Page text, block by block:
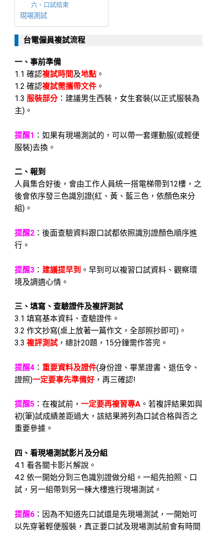
六、口試結束
現場測試
台電僱員複試流程
一、事前準備
1.1 確認複試時間及地點 。
1.2 確認複試需攜帶文件 。
1.3 服裝部分：建議男生西裝，女生套裝(以正式服裝為
主)。
提醒1 ：如果有現場測試的，可以帶一套運動服(或輕便
服裝)去換。
二、報到
人員集合好後，會由工作人員統一搭電梯帶到12樓，之
後會依序發三色識別證(紅、黃、藍三色，依顏色來分
組)。
提醒2 ：後面查驗資料跟口試都依照識別證顏色順序進
行。
提醒3 ： 建議提早到 。早到可以複習口試資料、觀察環
境及調適心情。
三、填寫、查驗證件及複評測試
3.1 填寫基本資料、查驗證件。
3.2 作文抄寫(桌上放著一篇作文，全部照抄即可)。
3.3 複評測試，總計20題，15分鐘需作答完。
提醒4 ： 重要資料及證件(身份證、畢業證書、退伍令、
證照)一定要事先準備好 ，再三確認!
提醒5 ：在複試前， 一定要再複習專A 。若複評結果如與
初(筆)試成績差距過大，該結果將列為口試合格與否之
重要參據。
四、看現場測試影片及分組
4.1 看各關卡影片解說。
4.2 依一開始分到三色識別證做分組。一組先拍照、口
試，另一組帶到另一棟大樓進行現場測試。
提醒6 ：因為不知道先口試還是先現場測試，一開始可
以先穿著輕便服裝，真正要口試及現場測試前會有時間